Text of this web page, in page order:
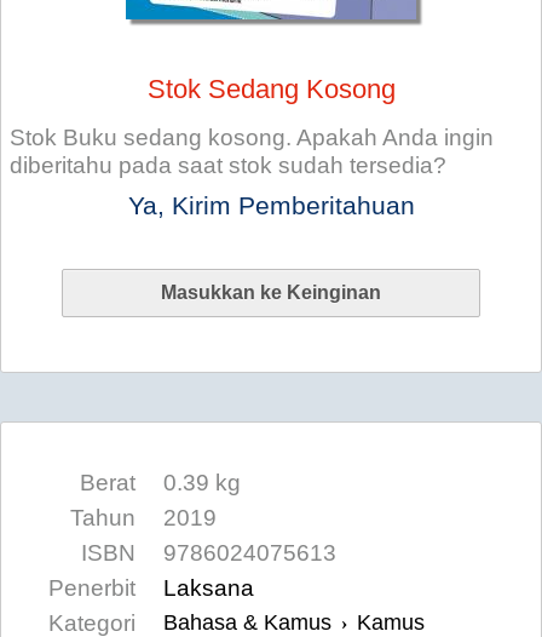
Stok Sedang Kosong
Stok Buku sedang kosong. Apakah Anda ingin
diberitahu pada saat stok sudah tersedia?
Ya, Kirim Pemberitahuan
Berat
0.39 kg
Tahun
2019
ISBN
9786024075613
Penerbit
Laksana
Kategori
Bahasa & Kamus › Kamus